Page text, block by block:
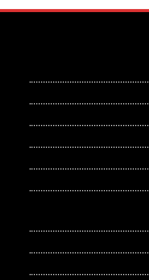
في الغابون
في البحر الأحمر على وقع